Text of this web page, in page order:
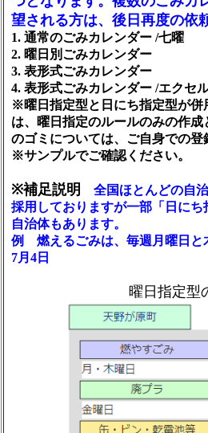
望される方は、後日再度の依
1. 通常のごみカレンダー /七曜
2. 曜日別ごみカレンダー
3. 表形式ごみカレンダー
4. 表形式ごみカレンダー /エクセ
※曜日指定型と日にち指定型が併
は、曜日指定のルールのみの作
のゴミについては、ご自身での登
※サンプルでご確認ください。
※補足説明
全国ほとんどの自
採用しておりますが一部「日に
自治体もあります。
例 燃えるごみは、毎週月曜日と
7月4日
曜日指定型